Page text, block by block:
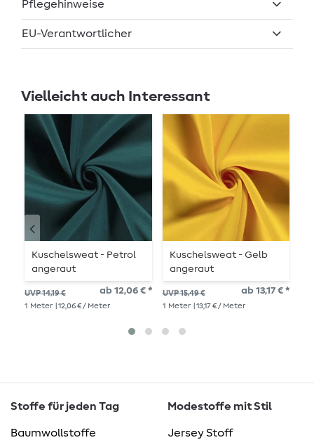
Pflegehinweise
EU-Verantwortlicher
Vielleicht auch Interessant
Kuschelsweat - Petrol
angeraut
UVP 14,19 € ab 12,06 € *
1 Meter | 12,06 € / Meter
Kuschelsweat - Gelb
angeraut
UVP 15,49 € ab 13,17 € *
1 Meter | 13,17 € / Meter
Stoffe für jeden Tag
Baumwollstoffe
Modestoffe mit Stil
Jersey Stoff